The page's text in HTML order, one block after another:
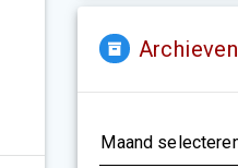
Archieven